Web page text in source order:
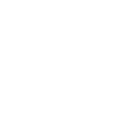
palačinkárna), bazén, SPA centrum,